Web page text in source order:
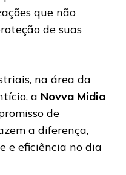
que não
de suas
na área da
a Novva Midia
de
a diferença,
e eficiência no dia